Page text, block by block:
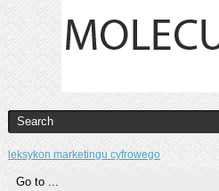
leksykon marketingu cyfrowego